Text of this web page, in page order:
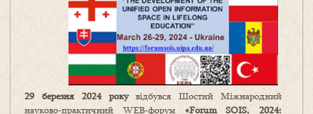
29 березня 2024 рокувідбувся Шостий Міжнародний
науково-практичний WEB‑форум «Forum SOIS, 2024: